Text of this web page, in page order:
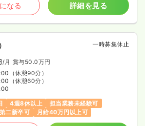
なる 詳細を見る
一時募集休止
/月 賞与50.0万円
（休憩90分）
（休憩60分）
4週8休以上
担当業務未経験可
第二新卒可 月給40万円以上可